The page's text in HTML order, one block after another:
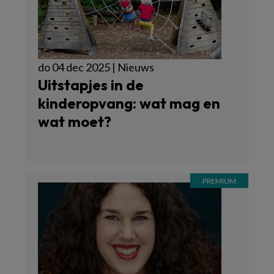
do 04 dec 2025 | Nieuws
Uitstapjes in de
kinderopvang: wat mag en
wat moet?